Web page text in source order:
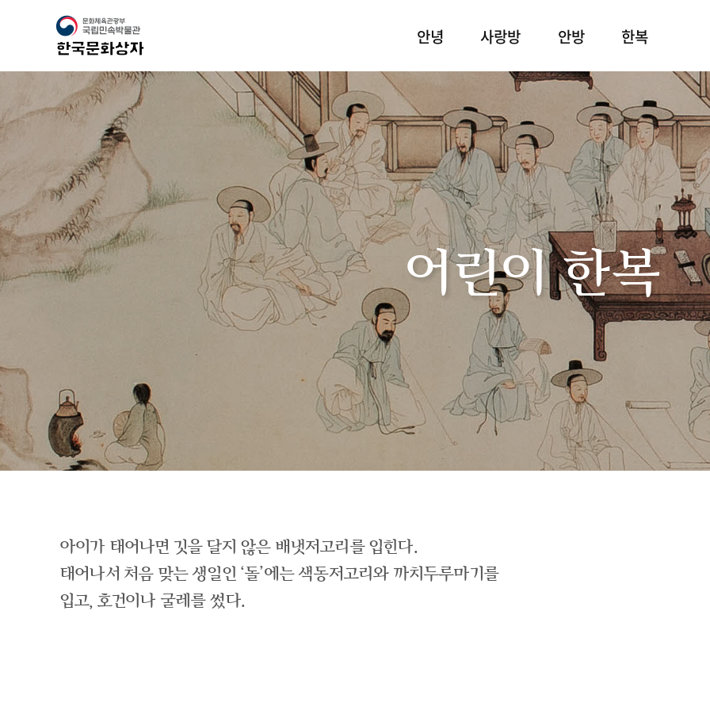
안녕 사랑방 안방 한복
어린이 한복
아이가 태어나면 깃을 달지 않은 배냇저고리를 입힌다.
태어나서 처음 맞는 생일인 ‘돌’에는 색동저고리와 까치두루마기를
입고, 호건이나 굴레를 썼다.